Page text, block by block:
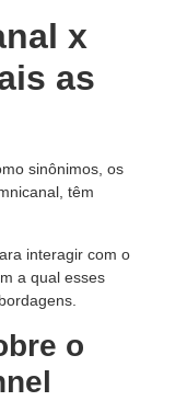
x
as
sinônimos, os
têm
interagir com o
a qual esses
o